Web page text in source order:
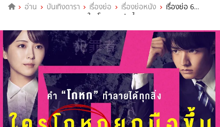
อ่าน บันเทิงดารา เรื่องย่อ เรื่องย่อหนัง
เรื่องย่อ 6
Lying University Students ใครโกหกยกมือขึ้น